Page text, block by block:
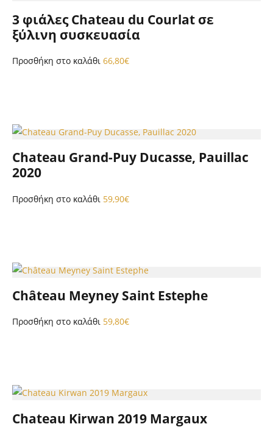
3 φιάλες Chateau du Courlat σε
ξύλινη συσκευασία
Προσθήκη στο καλάθι 66,80€
Chateau Grand-Puy Ducasse, Pauillac
2020
Προσθήκη στο καλάθι 59,90€
Château Meyney Saint Estephe
Προσθήκη στο καλάθι 59,80€
Chateau Kirwan 2019 Margaux